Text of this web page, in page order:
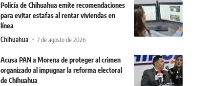
Policía de Chihuahua emite recomendaciones
para evitar estafas al rentar viviendas en
línea
Chihuahua 7 de agosto de 2026
Acusa PAN a Morena de proteger al crimen
organizado al impugnar la reforma electoral
de Chihuahua